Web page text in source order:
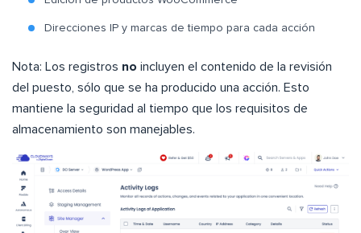
Direcciones IP y marcas de tiempo para cada acción
Nota: Los registros no incluyen el contenido de la revisión
del puesto, sólo que se ha producido una acción. Esto
mantiene la seguridad al tiempo que los requisitos de
almacenamiento son manejables.